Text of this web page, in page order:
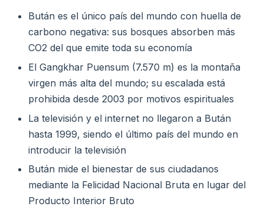
Bután es el único país del mundo con huella de
carbono negativa: sus bosques absorben más
CO2 del que emite toda su economía
El Gangkhar Puensum (7.570 m) es la montaña
virgen más alta del mundo; su escalada está
prohibida desde 2003 por motivos espirituales
La televisión y el internet no llegaron a Bután
hasta 1999, siendo el último país del mundo en
introducir la televisión
Bután mide el bienestar de sus ciudadanos
mediante la Felicidad Nacional Bruta en lugar del
Producto Interior Bruto